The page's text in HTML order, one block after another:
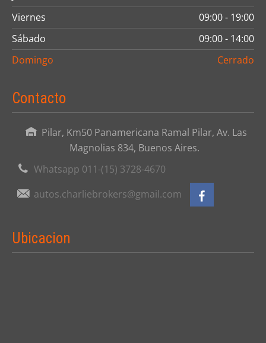
Viernes
09:00 - 19:00
Sábado
09:00 - 14:00
Domingo
Cerrado
Contacto
Pilar, Km50 Panamericana Ramal Pilar, Av. Las
Magnolias 834, Buenos Aires.
Whatsapp 011-(15) 3728-4670
autos.charliebrokers@gmail.com
Ubicacion